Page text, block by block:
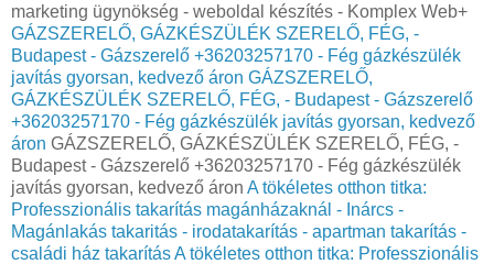
marketing ügynökség - weboldal készítés - Komplex Web+
GÁZSZERELŐ, GÁZKÉSZÜLÉK SZERELŐ, FÉG, -
Budapest - Gázszerelő +36203257170 - Fég gázkészülék
javítás gyorsan, kedvező áron GÁZSZERELŐ,
GÁZKÉSZÜLÉK SZERELŐ, FÉG, - Budapest - Gázszerelő
+36203257170 - Fég gázkészülék javítás gyorsan, kedvező
áron GÁZSZERELŐ, GÁZKÉSZÜLÉK SZERELŐ, FÉG, -
Budapest - Gázszerelő +36203257170 - Fég gázkészülék
javítás gyorsan, kedvező áron A tökéletes otthon titka:
Professzionális takarítás magánházaknál - Inárcs -
Magánlakás takaritás - irodatakarítás - apartman takarítás -
családi ház takarításA tökéletes otthon titka: Professzionális